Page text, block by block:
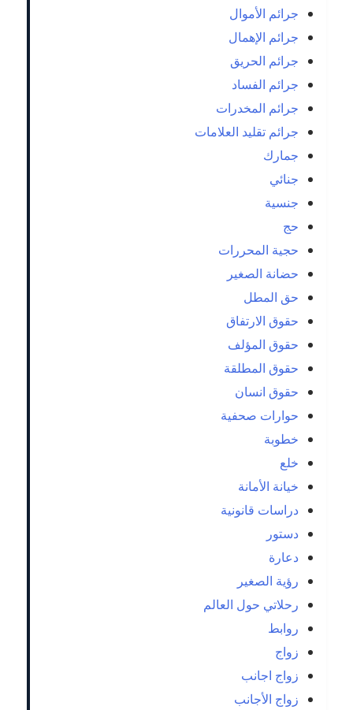
جرائم الأموال
جرائم الإهمال
جرائم الحريق
جرائم الفساد
جرائم المخدرات
جرائم تقليد العلامات
جمارك
جنائي
جنسية
حج
حجية المحررات
حضانة الصغير
حق المطل
حقوق الارتفاق
حقوق المؤلف
حقوق المطلقة
حقوق انسان
حوارات صحفية
خطوبة
خلع
خيانة الأمانة
دراسات قانونية
دستور
دعارة
رؤية الصغير
رحلاتي حول العالم
روابط
زواج
زواج اجانب
زواج الأجانب